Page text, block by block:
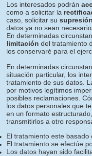
Los interesados podrán
como a solicitar la
caso, solicitar su supresión
datos ya no sean
En determinadas
limitación del tratamiento
los conservaré para el
En determinadas
situación particular, los
tratamiento de sus datos.
por motivos legítimos
posibles reclamaciones.
los datos personales que
en un formato
transmitirlos a otro
El tratamiento este basado
El tratamiento se efectúe
Los datos hayan sido